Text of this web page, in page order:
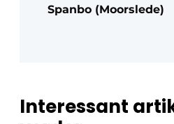
Spanbo (Moorslede)
Interessant